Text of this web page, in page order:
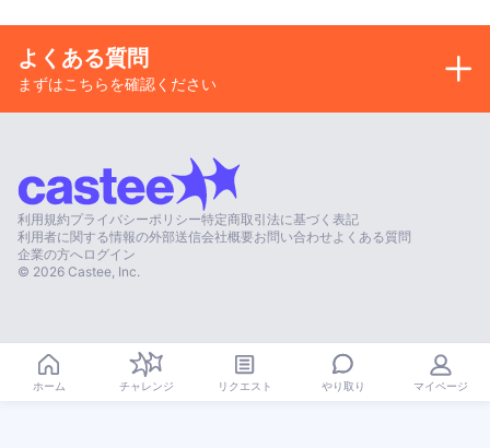
よくある質問
まずはこちらを確認ください
利用規約プライバシーポリシー特定商取引法に基づく表記
利用者に関する情報の外部送信会社概要お問い合わせ よくある質問
企業の方へログイン
© 2026 Castee, Inc.
ホーム チャレンジ リクエスト やり取り マイページ